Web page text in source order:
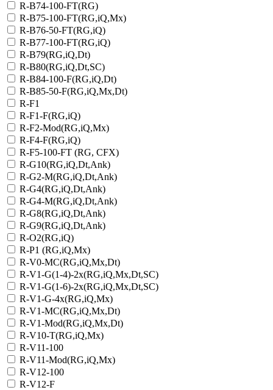
R-B74-100-FT(RG)
R-B75-100-FT(RG,iQ,Mx)
R-B76-50-FT(RG,iQ)
R-B77-100-FT(RG,iQ)
R-B79(RG,iQ,Dt)
R-B80(RG,iQ,Dt,SC)
R-B84-100-F(RG,iQ,Dt)
R-B85-50-F(RG,iQ,Mx,Dt)
R-F1
R-F1-F(RG,iQ)
R-F2-Mod(RG,iQ,Mx)
R-F4-F(RG,iQ)
R-F5-100-FT (RG, CFX)
R-G10(RG,iQ,Dt,Ank)
R-G2-M(RG,iQ,Dt,Ank)
R-G4(RG,iQ,Dt,Ank)
R-G4-M(RG,iQ,Dt,Ank)
R-G8(RG,iQ,Dt,Ank)
R-G9(RG,iQ,Dt,Ank)
R-O2(RG,iQ)
R-P1 (RG,iQ,Mx)
R-V0-MC(RG,iQ,Mx,Dt)
R-V1-G(1-4)-2х(RG,iQ,Mx,Dt,SC)
R-V1-G(1-6)-2x(RG,iQ,Mx,Dt,SC)
R-V1-G-4х(RG,iQ,Mx)
R-V1-MC(RG,iQ,Mx,Dt)
R-V1-Mod(RG,iQ,Mx,Dt)
R-V10-T(RG,iQ,Mx)
R-V11-100
R-V11-Mod(RG,iQ,Mx)
R-V12-100
R-V12-F